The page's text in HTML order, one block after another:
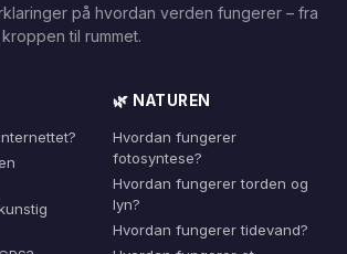
på hvordan verden fungerer – fra
til rummet.
🌿 NATUREN
Hvordan fungerer
fotosyntese?
Hvordan fungerer torden og
lyn?
Hvordan fungerer tidevand?